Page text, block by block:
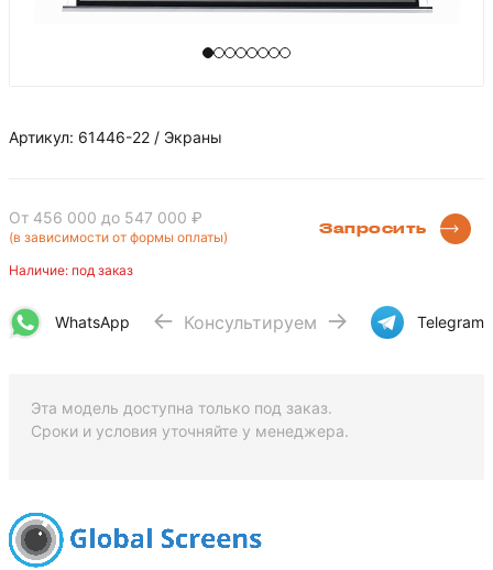
Артикул: 61446-22 / Экраны
От 456 000 до 547 000 ₽
(в зависимости от формы оплаты)
Наличие: под заказ
Запросить
WhatsApp Консультируем Telegram
Эта модель доступна только под заказ.
Сроки и условия уточняйте у менеджера.